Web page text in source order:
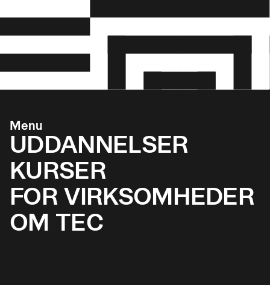
Menu
UDDANNELSER
KURSER
FOR VIRKSOMHEDER
OM TEC